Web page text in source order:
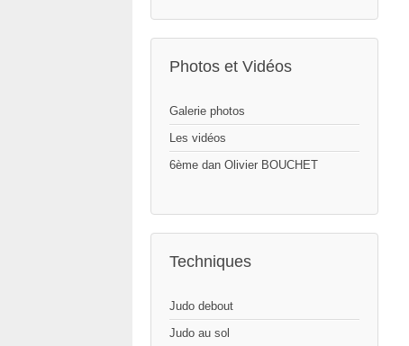
Photos et Vidéos
Galerie photos
Les vidéos
6ème dan Olivier BOUCHET
Techniques
Judo debout
Judo au sol